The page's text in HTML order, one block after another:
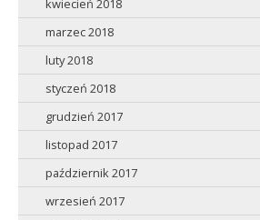
kwiecień 2018
marzec 2018
luty 2018
styczeń 2018
grudzień 2017
listopad 2017
październik 2017
wrzesień 2017